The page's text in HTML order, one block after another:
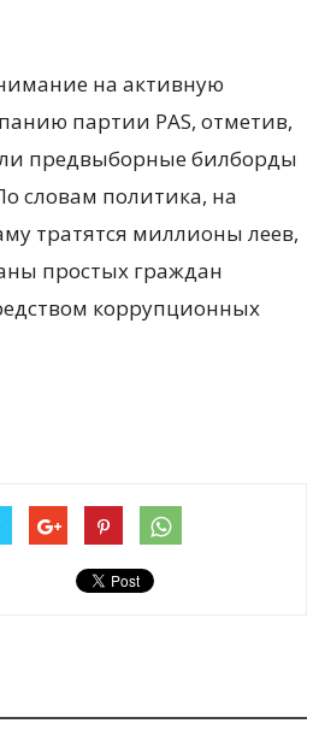
на активную
партии PAS, отметив,
предвыборные билборды
словам политика, на
тратятся миллионы леев,
простых граждан
коррупционных